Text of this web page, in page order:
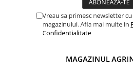
Fire motocoasa
Flexuri si Polizoare
Hranitoare/ Adapatoare
Vreau sa primesc newsletter
magazinului. Afla mai multe in
Confidentialitate
MAGAZINUL